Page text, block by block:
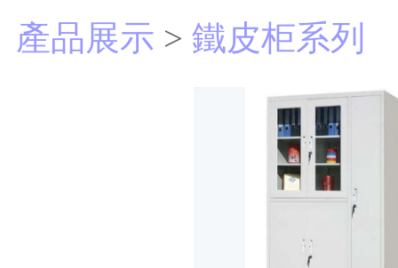
產品展示 > 鐵皮柜系列